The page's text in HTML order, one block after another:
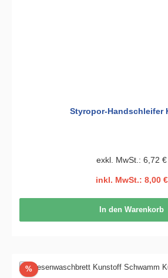
Styropor-Handschleifer
exkl. MwSt.: 6,72 €
inkl. MwSt.: 8,00 €
In den Warenkorb
%Rabatt